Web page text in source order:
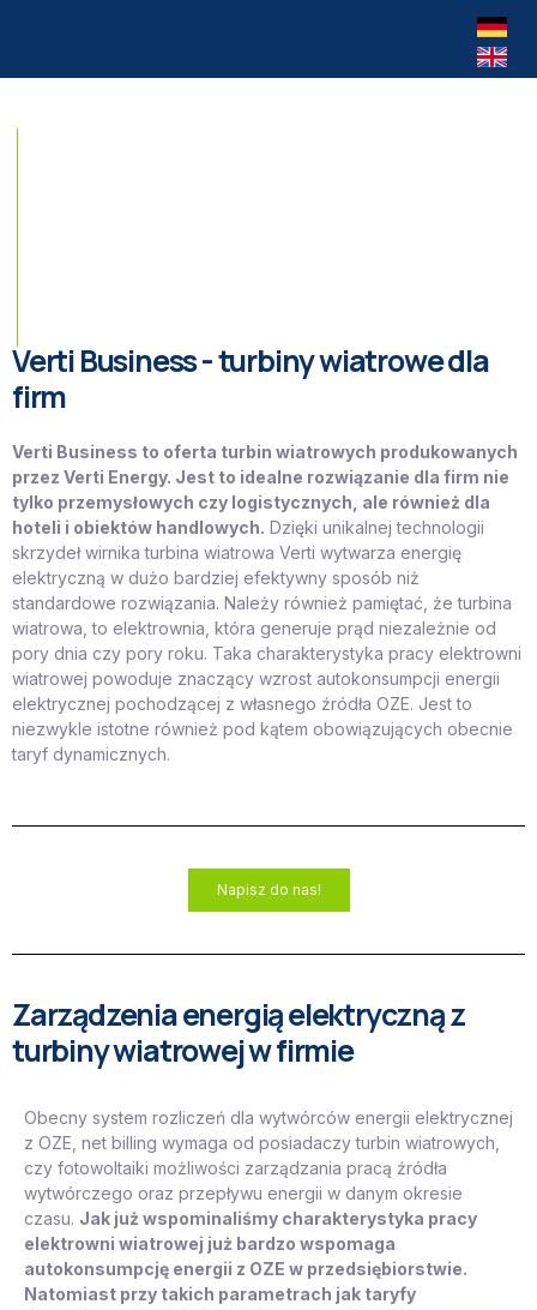
Verti Business - turbiny wiatrowe dla
firm
Verti Business to oferta turbin wiatrowych produkowanych
przez Verti Energy. Jest to idealne rozwiązanie dla firm nie
tylko przemysłowych czy logistycznych, ale również dla
hoteli i obiektów handlowych. Dzięki unikalnej technologii
skrzydeł wirnika turbina wiatrowa Verti wytwarza energię
elektryczną w dużo bardziej efektywny sposób niż
standardowe rozwiązania. Należy również pamiętać, że turbina
wiatrowa, to elektrownia, która generuje prąd niezależnie od
pory dnia czy pory roku. Taka charakterystyka pracy elektrowni
wiatrowej powoduje znaczący wzrost autokonsumpcji energii
elektrycznej pochodzącej z własnego źródła OZE. Jest to
niezwykle istotne również pod kątem obowiązujących obecnie
taryf dynamicznych.
Napisz do nas!
Zarządzenia energią elektryczną z
turbiny wiatrowej w firmie
Obecny system rozliczeń dla wytwórców energii elektrycznej
z OZE, net billing wymaga od posiadaczy turbin wiatrowych,
czy fotowoltaiki możliwości zarządzania pracą źródła
wytwórczego oraz przepływu energii w danym okresie
czasu. Jak już wspominaliśmy charakterystyka pracy
elektrowni wiatrowej już bardzo wspomaga
autokonsumpcję energii z OZE w przedsiębiorstwie.
Natomiast przy takich parametrach jak taryfy